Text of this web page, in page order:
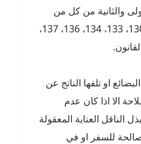
الاولى والثانية من كل من
المواد 125، 126، 129، 130، 133، 134، 136، 137،
او تلفها الناتج عن
الا اذا كان عدم
الناقل العناية المعقولة
للسفر او في